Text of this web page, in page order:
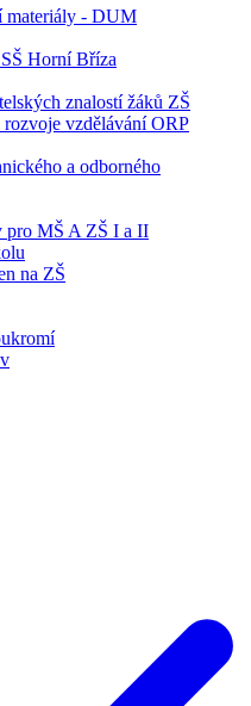
materiály - DUM
Horní Bříza
znalostí žáků ZŠ
vzdělávání ORP
a odborného
pro MŠ A ZŠ I a II
na ZŠ